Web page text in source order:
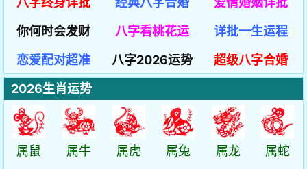
你何时会发财
八字看桃花运
详批一生运程
恋爱配对超准
八字2026运势
超级八字合婚
2026生肖运势
属鼠 属牛 属虎 属兔 属龙 属蛇